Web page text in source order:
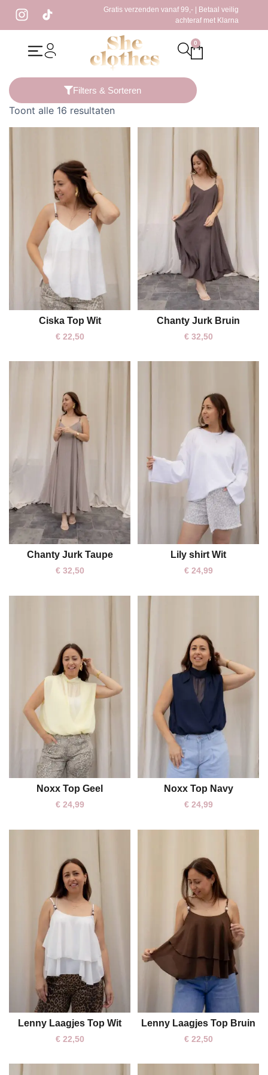
Gratis verzenden vanaf 99,- | Betaal veilig
achteraf met Klarna
0
/ Producten getagged “dames top”
Filters & Sorteren
Toont alle 16 resultaten
One size
Ciska Top Wit
€22,50
One size
Chanty Jurk Bruin
€32,50
One size
Chanty Jurk Taupe
€32,50
One size
Lily shirt Wit
€24,99
One size
Noxx Top Geel
€24,99
One size
Noxx Top Navy
€24,99
One size
Lenny Laagjes Top Wit
€22,50
One size
Lenny Laagjes Top Bruin
€22,50